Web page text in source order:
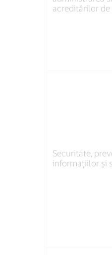
acreditărilor de
Securitate,
informațiilor și